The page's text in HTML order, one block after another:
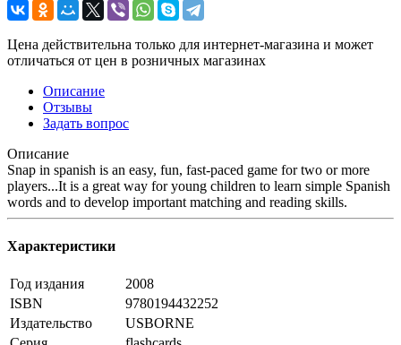
Цена действительна только для интернет-магазина и может
отличаться от цен в розничных магазинах
Описание
Отзывы
Задать вопрос
Описание
Snap in spanish is an easy, fun, fast-paced game for two or more
players...It is a great way for young children to learn simple Spanish
words and to develop important matching and reading skills.
Характеристики
Год издания
2008
ISBN
9780194432252
Издательство
USBORNE